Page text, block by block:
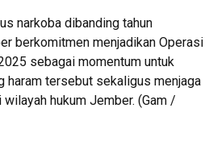
narkoba dibanding tahun
berkomitmen menjadikan Operasi
sebagai momentum untuk
haram tersebut sekaligus menjaga
hukum Jember. (Gam /